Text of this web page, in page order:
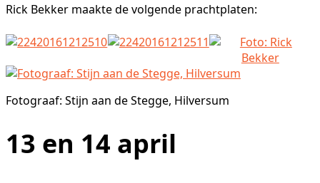
Rick Bekker maakte de volgende prachtplaten:
Fotograaf: Stijn aan de Stegge, Hilversum
13 en 14 april